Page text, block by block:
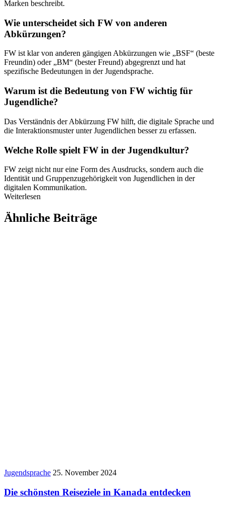
Marken beschreibt.
Wie unterscheidet sich FW von anderen
Abkürzungen?
FW ist klar von anderen gängigen Abkürzungen wie „BSF“ (beste
Freundin) oder „BM“ (bester Freund) abgegrenzt und hat
spezifische Bedeutungen in der Jugendsprache.
Warum ist die Bedeutung von FW wichtig für
Jugendliche?
Das Verständnis der Abkürzung FW hilft, die digitale Sprache und
die Interaktionsmuster unter Jugendlichen besser zu erfassen.
Welche Rolle spielt FW in der Jugendkultur?
FW zeigt nicht nur eine Form des Ausdrucks, sondern auch die
Identität und Gruppenzugehörigkeit von Jugendlichen in der
digitalen Kommunikation.
Weiterlesen
Ähnliche Beiträge
Jugendsprache 25. November 2024
Die schönsten Reiseziele in Kanada entdecken